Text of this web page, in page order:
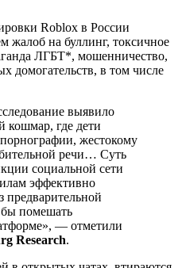
Roblox в России
жалоб на буллинг, токсичное
ЛГБТ*, мошенничество,
домогательств, в том числе
выявило
кошмар, где дети
жестокому
речи… Суть
социальной сети
эффективно
предварительной
бы помешать
— отметили
Research.